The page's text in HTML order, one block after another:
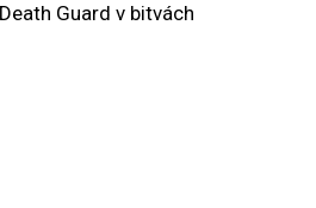
Guard v bitvách